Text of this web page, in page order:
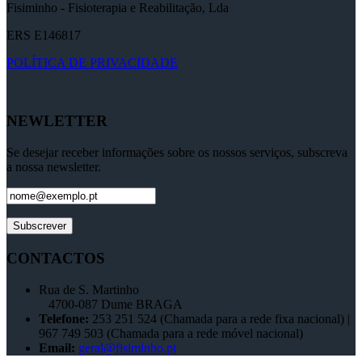
Fisiminho - Fisioterapia e Reabilitação, Lda
ERS E146817
POLÍTICA DE PRIVACIDADE
NEWLETTER
Se desejar receber informações sobre os nossos serviços, subscreva
a nossa newsletter.
CONTACTOS
Rua de S. Martinho
4700-087 Dume BRAGA
Telefone: 253 251 524 (Chamada para a rede fixa nacional) |
967 749 503 (Chamada para a rede móvel nacional)
Email: geral@fisiminho.pt